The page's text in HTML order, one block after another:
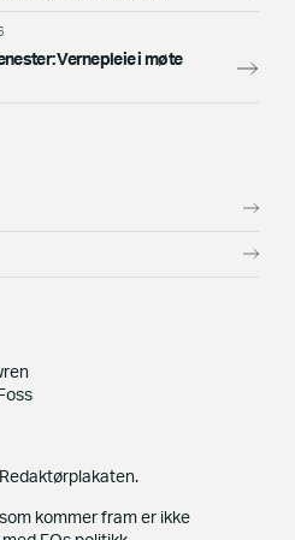
Vernepleie i møte
kommer fram er ikke